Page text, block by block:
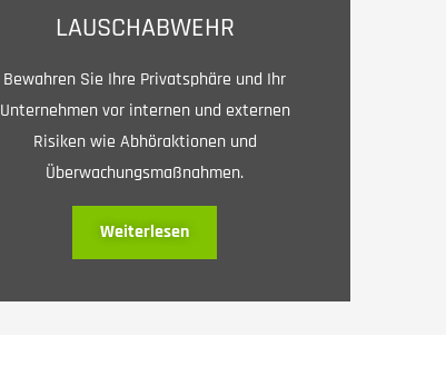
LAUSCHABWEHR
Bewahren Sie Ihre Privatsphäre und Ihr
Unternehmen vor internen und externen
Risiken wie Abhöraktionen und
Überwachungsmaßnahmen.
Weiterlesen